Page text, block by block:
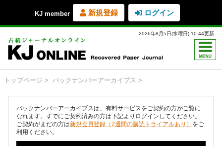
KJ member 新規登録 ログイン
2026年8月5日(水曜日) 10:44更新
トップページ バックナンバーアーカイブス
バックナンバーアーカイブスは、有料サービスをご契約の方がご覧に
なれます。すでにご契約済みの方は下記よりログインしてください。
ご契約がまだの方は新規会員登録（2週間の購読トライアルあり） をご
利用ください。